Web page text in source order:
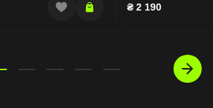
₴ 2 190